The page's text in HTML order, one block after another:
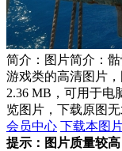
简介：图片简介：
游戏类的高清图片
2.36 MB，可用于电
览图片，下载原图无
会员中心 下载本图
提示：图片质量较